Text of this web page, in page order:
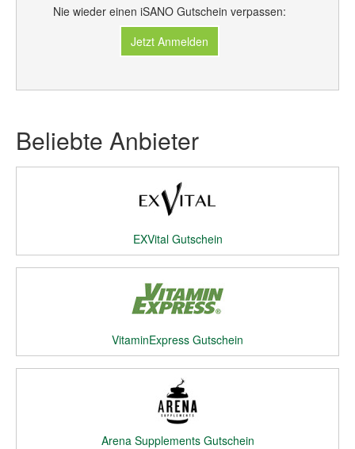
Nie wieder einen iSANO Gutschein verpassen:
Jetzt Anmelden
Beliebte Anbieter
EXVital Gutschein
VitaminExpress Gutschein
Arena Supplements Gutschein